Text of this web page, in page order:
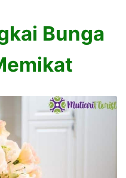
Bunga